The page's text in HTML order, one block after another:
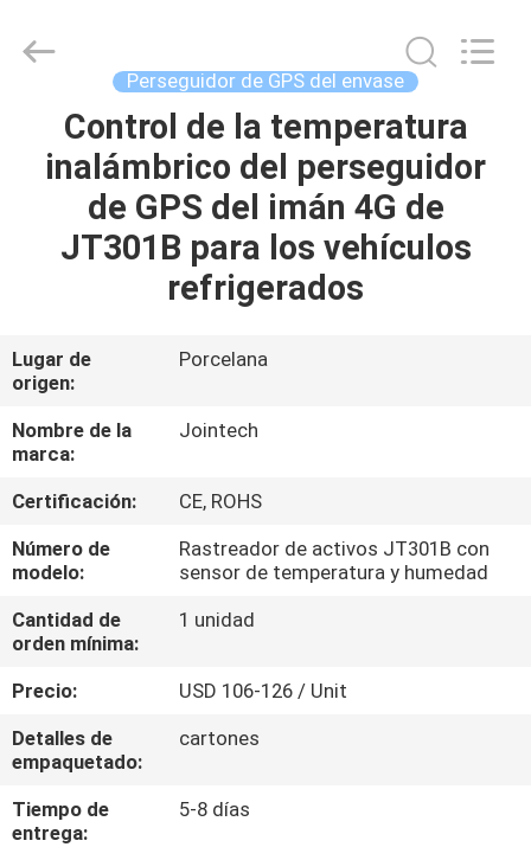
HOGAR
PRODUCTOS
SOBRE
NOSOTROS
VIAJE
DE
LA
FÁBRICA
CONTROL
DE
CALIDAD
Technology
Perseguidor de GPS del envase
Control de la temperatura
inalámbrico del perseguidor
de GPS del imán 4G de
JT301B para los vehículos
refrigerados
Lugar de
origen:
Porcelana
Nombre de la
marca:
Jointech
Certificación:
CE, ROHS
Número de
modelo:
Rastreador de activos JT301B con
sensor de temperatura y humedad
Cantidad de
orden mínima:
1 unidad
Precio:
USD 106-126 / Unit
Detalles de
empaquetado:
cartones
Tiempo de
entrega:
5-8 días